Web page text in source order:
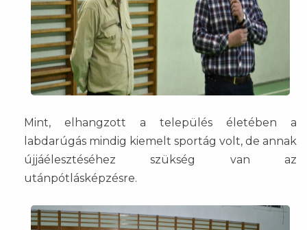
Mint, elhangzott a település életében a
labdarúgás mindig kiemelt sportág volt, de annak
újjáélesztéséhez szükség van az
utánpótlásképzésre.